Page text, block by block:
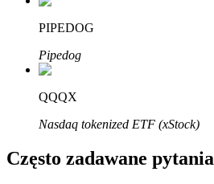
Afiliaci Bitrue
Aż do 65% prowizji!
PIPEDOG
Pipedog
QQQX
Nasdaq tokenized ETF (xStock)
Często zadawane pytania